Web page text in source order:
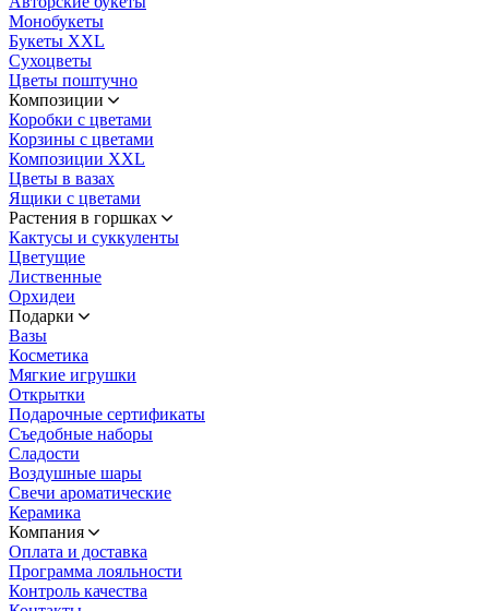
Монобукеты
Букеты XXL
Сухоцветы
Цветы поштучно
Композиции
Коробки с цветами
Корзины с цветами
Композиции XXL
Цветы в вазах
Ящики с цветами
Растения в горшках
Кактусы и суккуленты
Цветущие
Лиственные
Орхидеи
Подарки
Вазы
Косметика
Мягкие игрушки
Открытки
Подарочные сертификаты
Съедобные наборы
Сладости
Воздушные шары
Свечи ароматические
Керамика
Компания
Оплата и доставка
Программа лояльности
Контроль качества